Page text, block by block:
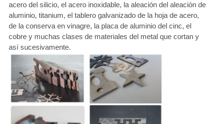
acero del silicio, el acero inoxidable, la aleación del aleación de
aluminio, titanium, el tablero galvanizado de la hoja de acero,
de la conserva en vinagre, la placa de aluminio del cinc, el
cobre y muchas clases de materiales del metal que cortan y
así sucesivamente.